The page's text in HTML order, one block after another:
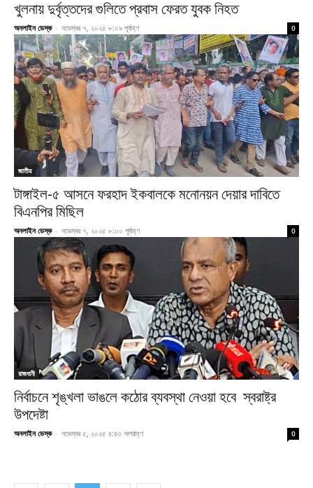
খুলনায় দুর্বৃত্তদের গুলিতে প্রবাস ফেরত যুবক নিহত
অনলাইন ডেস্ক - নভেম্বর ৭, ২০২৫ ৮:০৯ পূর্বাহ্ণ 0
জাতীয়
টাঙ্গাইল-৫ আসনে ফরহাদ ইকবালকে মনোনয়ন দেয়ার দাবিতে
বিএনপির মিছিল
অনলাইন ডেস্ক - নভেম্বর ৭, ২০২৫ ৮:০০ পূর্বাহ্ণ 0
রাজধানী
নির্বাচনে শৃঙ্খলা ভাঙলে কঠোর ব্যবস্থা নেওয়া হবে স্বরাষ্ট্র
উপদেষ্টা
অনলাইন ডেস্ক - নভেম্বর ৫, ২০২৫ ৪:৪৩ অপরাহ্ণ 0